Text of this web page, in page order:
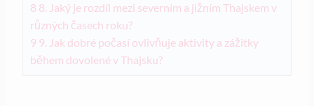
8 8. Jaký je rozdíl mezi severním a jižním Thajskem v
různých časech roku?
9 9. Jak dobré počasí ovlivňuje aktivity a zážitky
během dovolené v Thajsku?